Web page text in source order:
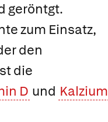
geröntgt.
zum Einsatz,
den
die
D und Kalzium